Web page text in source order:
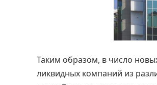
Таким образом, в число
ликвидных компаний из